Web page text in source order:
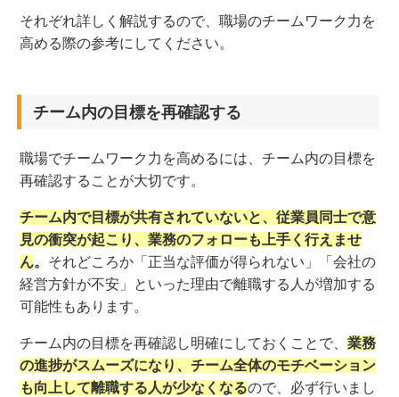
それぞれ詳しく解説するので、職場のチームワーク力を
高める際の参考にしてください。
チーム内の目標を再確認する
職場でチームワーク力を高めるには、チーム内の目標を
再確認することが大切です。
チーム内で目標が共有されていないと、従業員同士で意
見の衝突が起こり、業務のフォローも上手く行えませ
ん。 それどころか「正当な評価が得られない」「会社の
経営方針が不安」といった理由で離職する人が増加する
可能性もあります。
チーム内の目標を再確認し明確にしておくことで、業務
の進捗がスムーズになり、チーム全体のモチベーション
も向上して離職する人が少なくなるので、必ず行いまし